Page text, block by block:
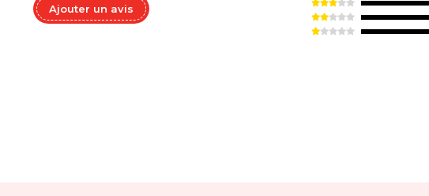
Ajouter un avis